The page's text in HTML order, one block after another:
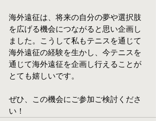
海外遠征は、将来の自分の夢や選択肢
を広げる機会につながると思い企画し
ました。こうして私もテニスを通じて
海外遠征の経験を生かし、今テニスを
通じて海外遠征を企画し行えることが
とても嬉しいです。
ぜひ、この機会にご参加ご検討くださ
い！